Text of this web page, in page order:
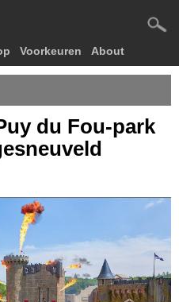
Voorkeuren About
du Fou-park